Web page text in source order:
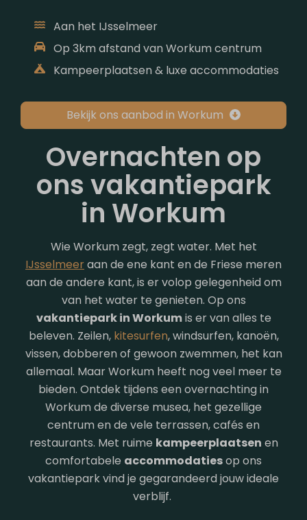
Aan het IJsselmeer
Op 3km afstand van Workum centrum
Kampeerplaatsen & luxe accommodaties
Bekijk ons aanbod in Workum
Overnachten op
ons vakantiepark
in Workum
Wie Workum zegt, zegt water. Met het
IJsselmeeraan de ene kant en de Friese meren
aan de andere kant, is er volop gelegenheid om
van het water te genieten. Op ons
vakantiepark in Workumis er van alles te
beleven. Zeilen, kitesurfen, windsurfen, kanoën,
vissen, dobberen of gewoon zwemmen, het kan
allemaal. Maar Workum heeft nog veel meer te
bieden. Ontdek tijdens een overnachting in
Workum de diverse musea, het gezellige
centrum en de vele terrassen, cafés en
restaurants. Met ruime kampeerplaatsen en
comfortabele accommodatiesop ons
vakantiepark vind je gegarandeerd jouw ideale
verblijf.